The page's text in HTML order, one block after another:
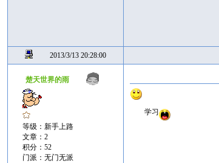
2013/3/13 20:28:00
楚天世界的雨
等级：新手上路
文章：2
积分：52
门派：无门无派
学习